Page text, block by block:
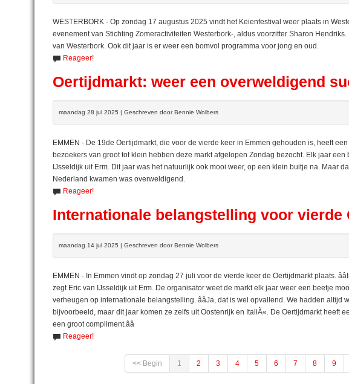
WESTERBORK - Op zondag 17 augustus 2025 vindt het Keienfestival weer plaats in
evenement van Stichting Zomeractiviteiten Westerbork-, aldus voorzitter Sharon
van Westerbork. Ook dit jaar is er weer een bomvol programma voor jong en oud.
Reageer!
Oertijdmarkt: weer een overweldigend
maandag 28 jul 2025 | Geschreven door Bennie Wolbers
EMMEN - De 19de Oertijdmarkt, die voor de vierde keer in Emmen gehouden is, heeft
bezoekers van groot tot klein hebben deze markt afgelopen Zondag bezocht. Elk jaar
IJsseldijk uit Erm. Dit jaar was het natuurlijk ook mooi weer, op een klein buitje na. Maar
Nederland kwamen was overweldigend.
Reageer!
Internationale belangstelling voor vierde
maandag 14 jul 2025 | Geschreven door Bennie Wolbers
EMMEN - In Emmen vindt op zondag 27 juli voor de vierde keer de Oertijdmarkt plaats.
zegt Eric van IJsseldijk uit Erm. De organisator weet de markt elk jaar weer een beetje
verheugen op internationale belangstelling. ââJa, dat is wel opvallend. We hadden
bijvoorbeeld, maar dit jaar komen ze zelfs uit Oostenrijk en ItaliÃ«. De Oertijdmarkt heeft
een groot compliment.ââ
Reageer!
<< Begin 1 2 3 4 5 6 7 8 9